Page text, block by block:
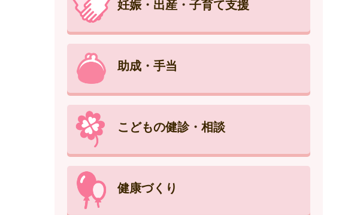
妊娠・出産・子育て支援
助成・手当
こどもの健診・相談
健康づくり